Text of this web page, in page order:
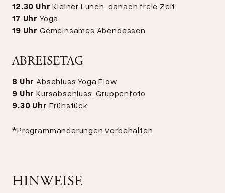
12.30 UhrKleiner Lunch, danach freie Zeit
17 Uhr Yoga
19 Uhr Gemeinsames Abendessen
ABREISETAG
8 Uhr Abschluss Yoga Flow
9 Uhr Kursabschluss, Gruppenfoto
9.30 Uhr Frühstück
*Programmänderungen vorbehalten
HINWEISE